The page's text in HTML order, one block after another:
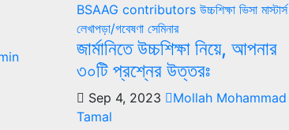
BSAAG contributorsউচ্চশিক্ষাভিসামাস্টার্স
লেখাপড়া/গবেষণাসেমিনার
জার্মানিতে উচ্চশিক্ষা নিয়ে, আপনার
৩০টি প্রশ্নের উত্তরঃ
Sep 4, 2023
Mollah Mohammad
Tamal